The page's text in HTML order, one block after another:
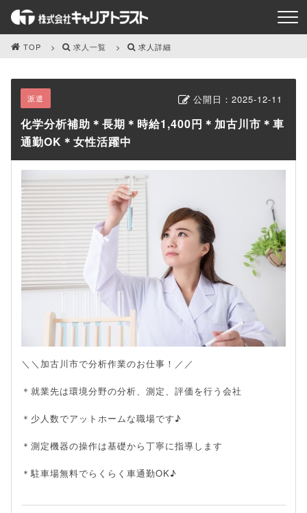
TOP 求人一覧 求人詳細
公開日：2025-12-11
派遣
化学分析補助＊長期＊時給1,400円＊加古川市＊車
通勤OK＊女性活躍中
＼＼加古川市で分析作業のお仕事！／／
＊就業先は環境分野の分析、測定、評価を行う会社
＊少人数でアットホームな職場です♪
＊測定機器の操作は基礎から丁寧に指導します
＊駐車場無料でらくらく車通勤OK♪